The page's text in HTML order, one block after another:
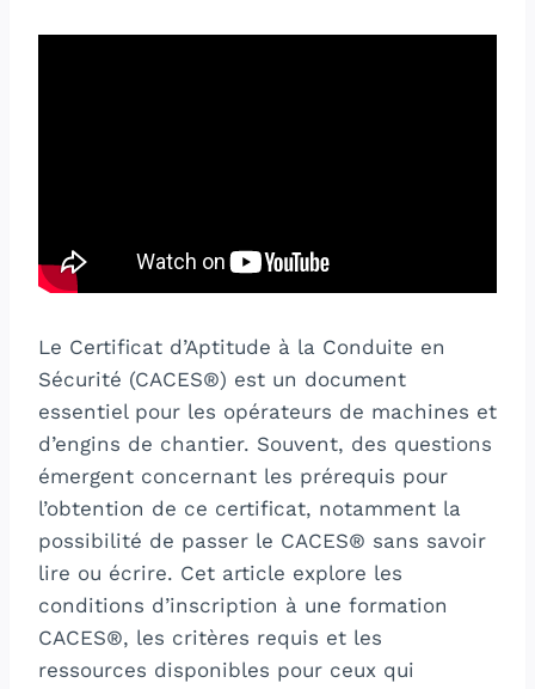
Le Certificat d’Aptitude à la Conduite en
Sécurité (CACES®) est un document
essentiel pour les opérateurs de machines et
d’engins de chantier. Souvent, des questions
émergent concernant les prérequis pour
l’obtention de ce certificat, notamment la
possibilité de passer le CACES® sans savoir
lire ou écrire. Cet article explore les
conditions d’inscription à une formation
CACES®, les critères requis et les
ressources disponibles pour ceux qui